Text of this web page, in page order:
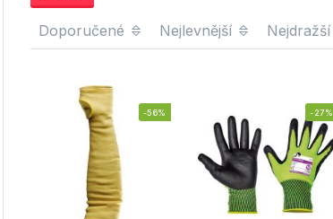
Doporučené Nejlevnější Nejdražší
-56% -27%